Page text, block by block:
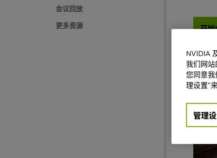
会议回放
更多资源
开
NVIDIA
我们网站
您同意
理设置”
管理